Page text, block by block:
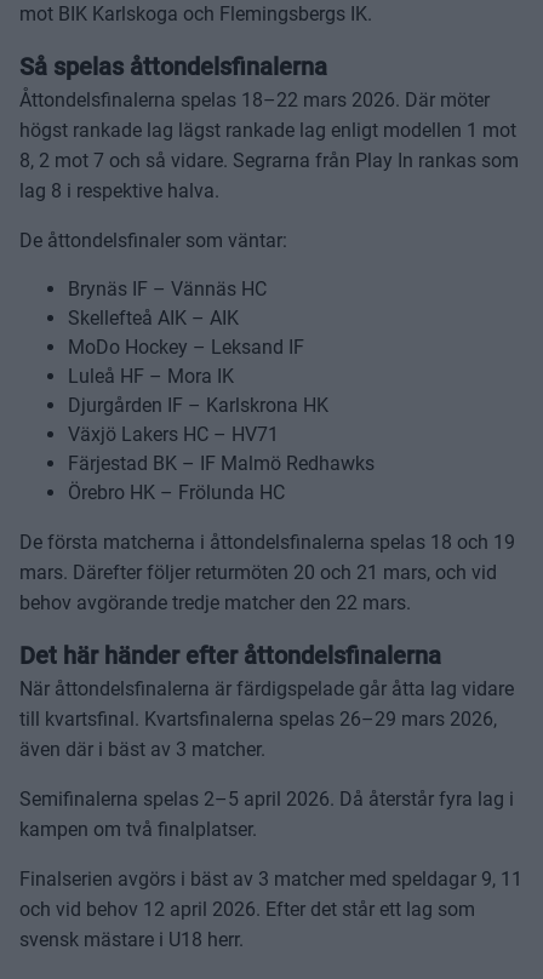
mot BIK Karlskoga och Flemingsbergs IK.
Så spelas åttondelsfinalerna
Åttondelsfinalerna spelas 18–22 mars 2026. Där möter
högst rankade lag lägst rankade lag enligt modellen 1 mot
8, 2 mot 7 och så vidare. Segrarna från Play In rankas som
lag 8 i respektive halva.
De åttondelsfinaler som väntar:
Brynäs IF – Vännäs HC
Skellefteå AIK – AIK
MoDo Hockey – Leksand IF
Luleå HF – Mora IK
Djurgården IF – Karlskrona HK
Växjö Lakers HC – HV71
Färjestad BK – IF Malmö Redhawks
Örebro HK – Frölunda HC
De första matcherna i åttondelsfinalerna spelas 18 och 19
mars. Därefter följer returmöten 20 och 21 mars, och vid
behov avgörande tredje matcher den 22 mars.
Det här händer efter åttondelsfinalerna
När åttondelsfinalerna är färdigspelade går åtta lag vidare
till kvartsfinal. Kvartsfinalerna spelas 26–29 mars 2026,
även där i bäst av 3 matcher.
Semifinalerna spelas 2–5 april 2026. Då återstår fyra lag i
kampen om två finalplatser.
Finalserien avgörs i bäst av 3 matcher med speldagar 9, 11
och vid behov 12 april 2026. Efter det står ett lag som
svensk mästare i U18 herr.